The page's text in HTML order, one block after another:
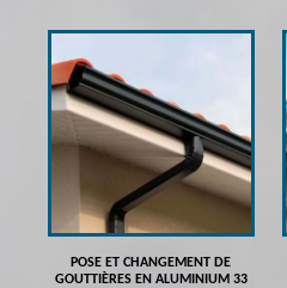
POSE ET CHANGEMENT DE
GOUTTIÈRES EN ALUMINIUM 33